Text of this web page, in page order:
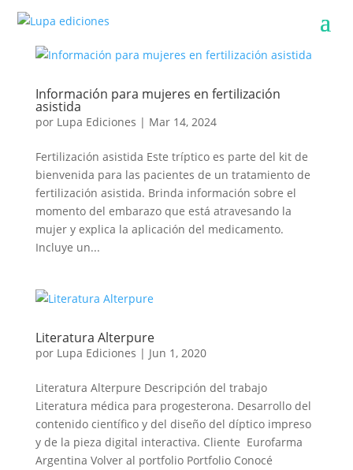
Información para mujeres en fertilización
asistida
por Lupa Ediciones | Mar 14, 2024
Fertilización asistida Este tríptico es parte del kit de
bienvenida para las pacientes de un tratamiento de
fertilización asistida. Brinda información sobre el
momento del embarazo que está atravesando la
mujer y explica la aplicación del medicamento.
Incluye un...
Literatura Alterpure
por Lupa Ediciones | Jun 1, 2020
Literatura Alterpure Descripción del trabajo
Literatura médica para progesterona. Desarrollo del
contenido científico y del diseño del díptico impreso
y de la pieza digital interactiva. Cliente Eurofarma
Argentina Volver al portfolio Portfolio Conocé